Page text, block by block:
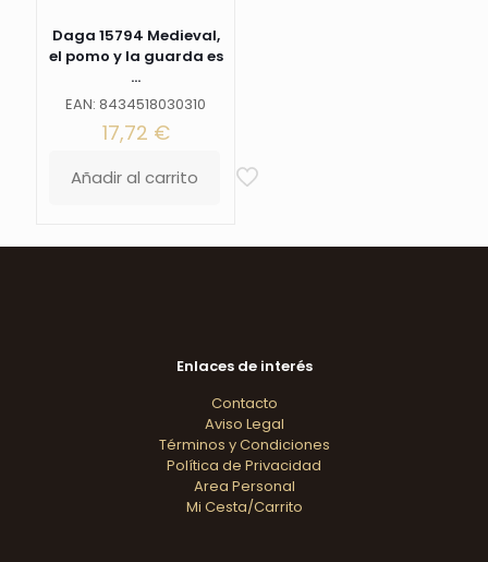
Daga 15794 Medieval,
el pomo y la guarda es
...
EAN: 8434518030310
17,72 €
Añadir al carrito
Enlaces de interés
Contacto
Aviso Legal
Términos y Condiciones
Política de Privacidad
Area Personal
Mi Cesta/Carrito